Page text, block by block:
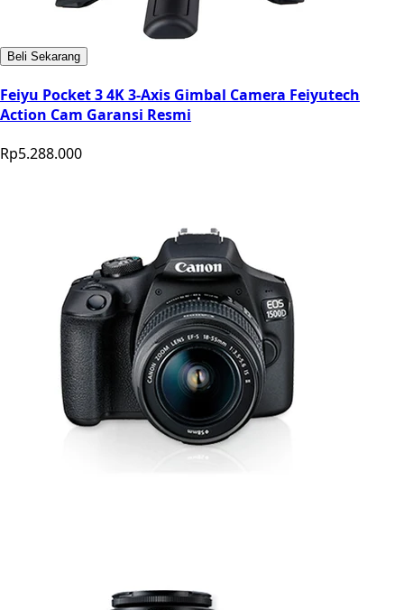
Beli Sekarang
Feiyu Pocket 3 4K 3-Axis Gimbal Camera Feiyutech
Action Cam Garansi Resmi
Rp5.288.000